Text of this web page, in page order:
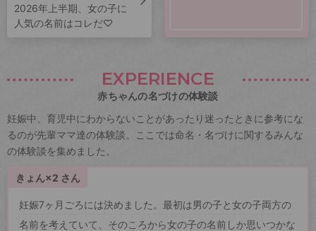
2026年上半期、女の子に
人気の名前はコレだ♡
EXPERIENCE
赤ちゃんの名づけの体験談
妊娠中、育児中にわからないことがあったり迷ったときに参考にな
るのが先輩ママ達の体験談。ここでは命名・名づけに関するみんな
の体験談を集めました。
きょん×2 さん
妊娠7ヶ月ごろには決めました。最初は男の子と女の子両方の
名前を考えていて、そのころから女の子の名前しか思いつかな